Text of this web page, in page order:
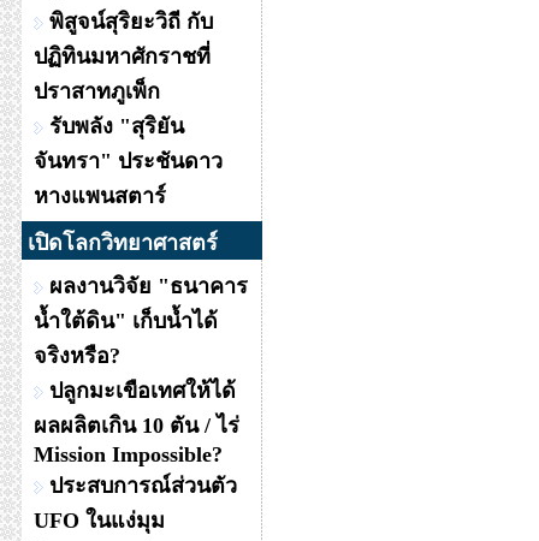
พิสูจน์สุริยะวิถี กับ
ปฏิทินมหาศักราชที่
ปราสาทภูเพ็ก
รับพลัง "สุริยัน
จันทรา" ประชันดาว
หางแพนสตาร์
เปิดโลกวิทยาศาสตร์
ผลงานวิจัย "ธนาคาร
น้ำใต้ดิน" เก็บน้ำได้
จริงหรือ?
ปลูกมะเขือเทศให้ได้
ผลผลิตเกิน 10 ตัน / ไร่
Mission Impossible?
ประสบการณ์ส่วนตัว
UFO ในแง่มุม